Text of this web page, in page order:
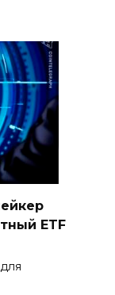
ETF